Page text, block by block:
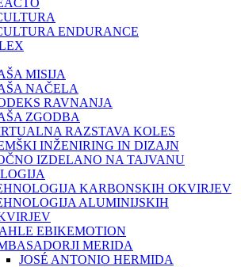
ENDURANCE
MISIJA
NAČELA
RAVNANJA
ZGODBA
RAZSTAVA KOLES
INŽENIRING IN DIZAJN
IZDELANO NA TAJVANU
KARBONSKIH OKVIRJEV
ALUMINIJSKIH
EBIKEMOTION
MERIDA
JOSÉ ANTONIO HERMIDA